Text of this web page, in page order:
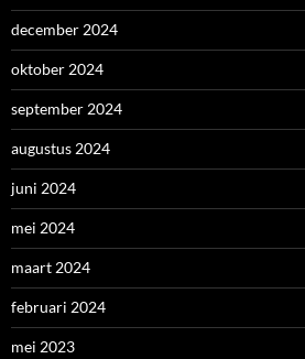
december 2024
oktober 2024
september 2024
augustus 2024
juni 2024
mei 2024
maart 2024
februari 2024
mei 2023